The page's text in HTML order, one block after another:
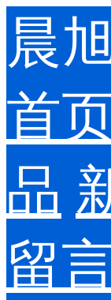
晨
首
品
留